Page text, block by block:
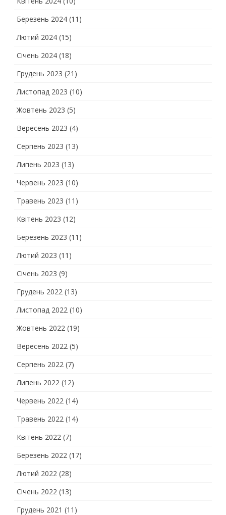
Березень 2024 (11)
Лютий 2024 (15)
Січень 2024 (18)
Грудень 2023 (21)
Листопад 2023 (10)
Жовтень 2023 (5)
Вересень 2023 (4)
Серпень 2023 (13)
Липень 2023 (13)
Червень 2023 (10)
Травень 2023 (11)
Квітень 2023 (12)
Березень 2023 (11)
Лютий 2023 (11)
Січень 2023 (9)
Грудень 2022 (13)
Листопад 2022 (10)
Жовтень 2022 (19)
Вересень 2022 (5)
Серпень 2022 (7)
Липень 2022 (12)
Червень 2022 (14)
Травень 2022 (14)
Квітень 2022 (7)
Березень 2022 (17)
Лютий 2022 (28)
Січень 2022 (13)
Грудень 2021 (11)